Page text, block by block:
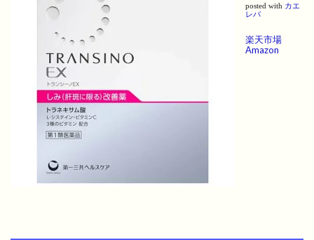
posted with カエ
レバ
楽天市場
Amazon